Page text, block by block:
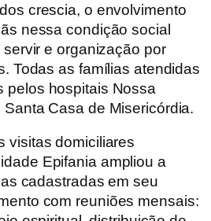
crescia, o envolvimento
nessa condição social
e organização por
Todas as famílias atendidas
pelos hospitais Nossa
Casa de Misericórdia.
visitas domiciliares
Epifania ampliou a
cadastradas em seu
com reuniões mensais: